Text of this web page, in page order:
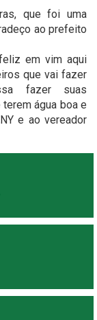
que foi uma
ao prefeito
em vim aqui
que vai fazer
fazer suas
água boa e
e ao vereador